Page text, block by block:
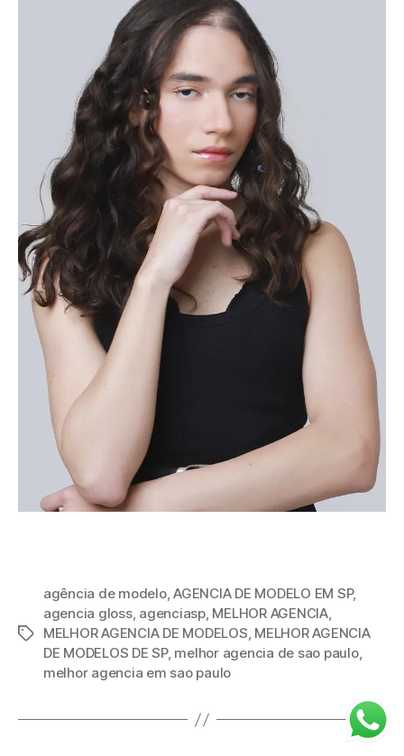
agência de modelo,AGENCIA DE MODELO EM SP,
agencia gloss, agenciasp, MELHOR AGENCIA,
MELHOR AGENCIA DE MODELOS, MELHOR AGENCIA
DE MODELOS DE SP, melhor agencia de sao paulo,
melhor agencia em sao paulo